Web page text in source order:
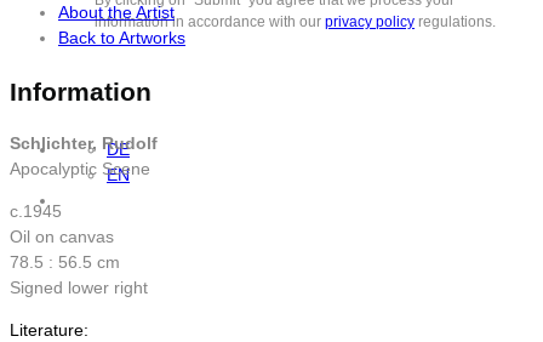
information in accordance with our privacy policy regulations.
DE
EN
About the Artist
Back to Artworks
Information
Schlichter, Rudolf
Apocalyptic Scene
c.1945
Oil on canvas
78.5 : 56.5 cm
Signed lower right
Literature: